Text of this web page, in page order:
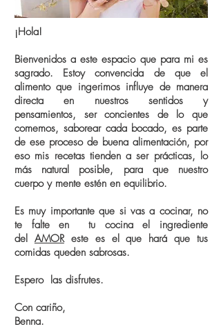
¡Hola!
Bienvenidos a este espacio que para mi es
sagrado. Estoy convencida de que el
alimento que ingerimos influye de manera
directa en nuestros sentidos y
pensamientos, ser concientes de lo que
comemos, saborear cada bocado, es parte
de ese proceso de buena alimentación, por
eso mis recetas tienden a ser prácticas, lo
más natural posible, para que nuestro
cuerpo y mente estén en equilibrio.
Es muy importante que si vas a cocinar, no
te falte en tu cocina el ingrediente
del AMOReste es el que hará que tus
comidas queden sabrosas.
Espero las disfrutes.
Con cariño,
Benna.